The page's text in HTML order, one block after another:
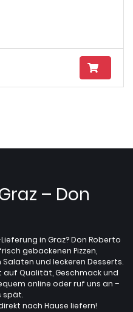
– Don
in Graz? Don Roberto
gebackenen Pizzen,
und leckeren Desserts.
auf Qualität, Geschmack und
online oder ruf uns an –
spät.
nach Hause liefern!